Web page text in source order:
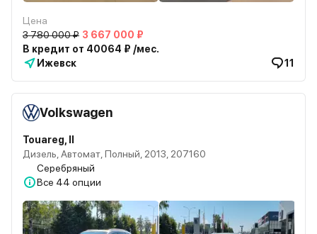
Цена
3 780 000 ₽ 3 667 000 ₽
В кредит от 40064 ₽ /мес.
Ижевск
11
Volkswagen
Touareg, II
Дизель, Автомат, Полный, 2013, 207160
Серебряный
Все 44 опции